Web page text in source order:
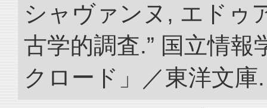
シャヴァンヌ, エドゥ
古学的調査.” 国立情
クロード」／東洋文